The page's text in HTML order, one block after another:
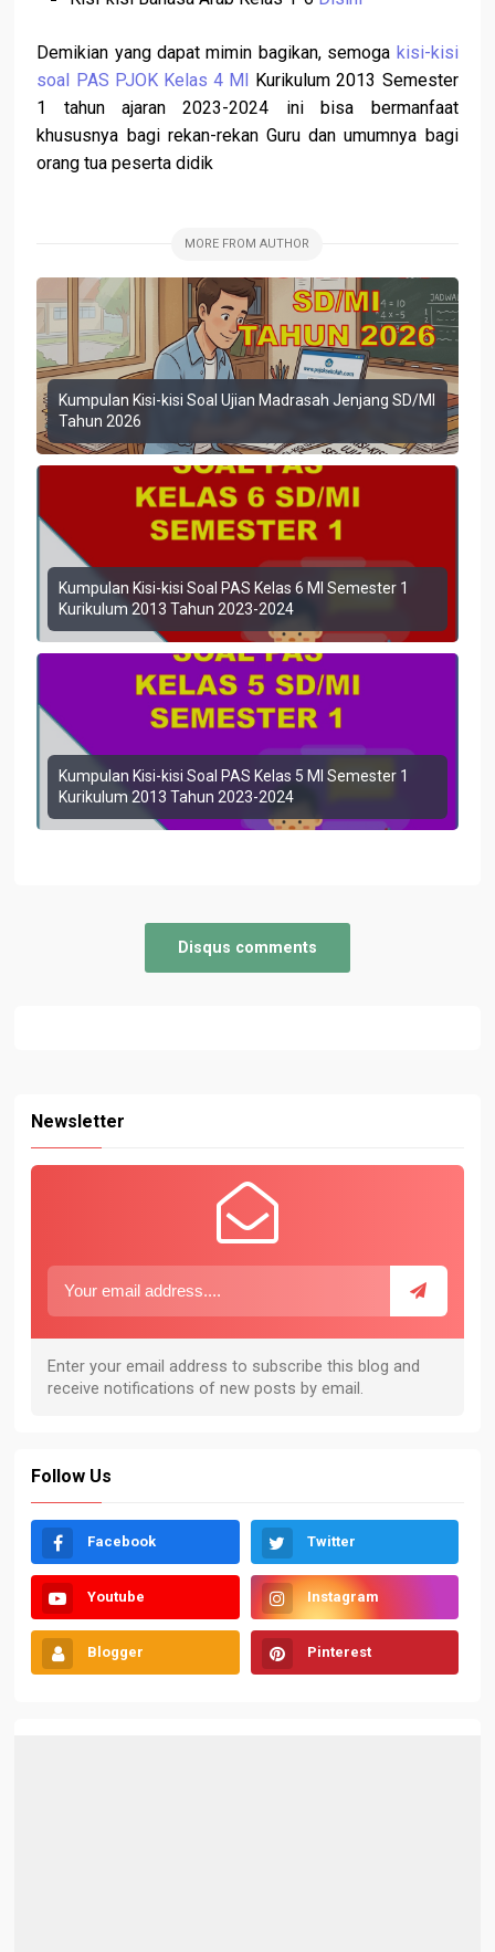
Demikian yang dapat mimin bagikan, semoga kisi-kisi
soal PAS PJOK Kelas 4 MI Kurikulum 2013 Semester
1 tahun ajaran 2023-2024 ini bisa bermanfaat
khususnya bagi rekan-rekan Guru dan umumnya bagi
orang tua peserta didik
MORE FROM AUTHOR
Kumpulan Kisi-kisi Soal Ujian Madrasah Jenjang SD/MI
Tahun 2026
Kumpulan Kisi-kisi Soal PAS Kelas 6 MI Semester 1
Kurikulum 2013 Tahun 2023-2024
Kumpulan Kisi-kisi Soal PAS Kelas 5 MI Semester 1
Kurikulum 2013 Tahun 2023-2024
Disqus comments
Newsletter
Follow Us
Facebook Twitter
Youtube Instagram
Blogger Pinterest